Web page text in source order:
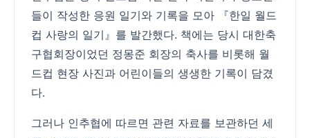
들이 작성한 응원 일기와 기록을 모아 『한일 월드
컵 사랑의 일기』를 발간했다. 책에는 당시 대한축
구협회장이었던 정몽준 회장의 축사를 비롯해 월
드컵 현장 사진과 어린이들의 생생한 기록이 담겼
다.
그러나 인추협에 따르면 관련 자료를 보관하던 세